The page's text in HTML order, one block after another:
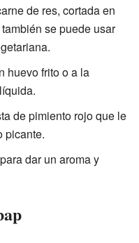
de res, cortada en
se puede usar
huevo frito o a la
de pimiento rojo que le
picante.
dar un aroma y